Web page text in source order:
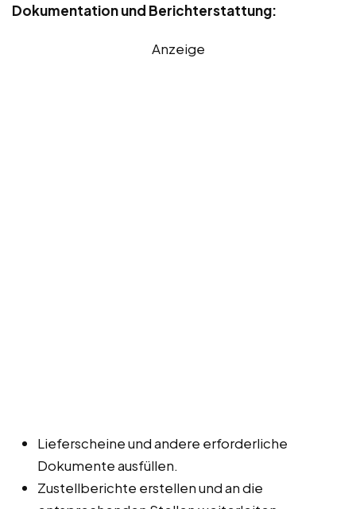
Dokumentation und Berichterstattung:
Anzeige
Lieferscheine und andere erforderliche
Dokumente ausfüllen.
Zustellberichte erstellen und an die